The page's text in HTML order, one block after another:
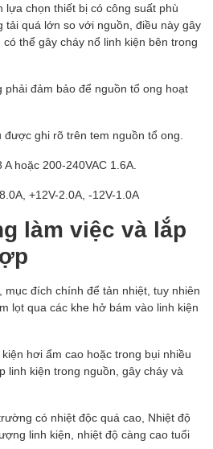
lựa chọn thiết bị có công suất phù
tải quá lớn so với nguồn, điều này gây
thể gây cháy nổ linh kiện bên trong
phải đảm bảo để nguồn tổ ong hoạt
ghi rõ trên tem nguồn tổ ong.
hoặc 200-240VAC 1.6A.
+12V-2.0A, -12V-1.0A
làm việc và lắp
mục đích chính để tản nhiệt, tuy nhiên
lọt qua các khe hở bám vào linh kiện
hơi ẩm cao hoặc trong bụi nhiều
linh kiện trong nguồn, gây cháy và
có nhiệt độc quá cao, Nhiệt độ
linh kiện, nhiệt độ càng cao tuổi